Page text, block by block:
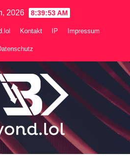
2026 8:39:54 AM
Kontakt IP Impressum